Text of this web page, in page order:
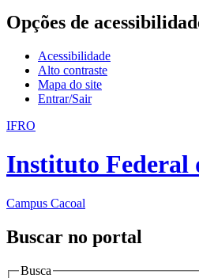
Opções de
Acessibilidade
Alto contraste
Mapa do site
Entrar/Sair
IFRO
Instituto Federal
Campus Cacoal
Buscar no portal
Busca